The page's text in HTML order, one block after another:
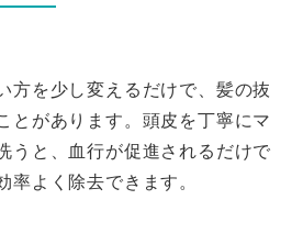
方を少し変えるだけで、髪の抜
とがあります。頭皮を丁寧にマ
うと、血行が促進されるだけで
率よく除去できます。